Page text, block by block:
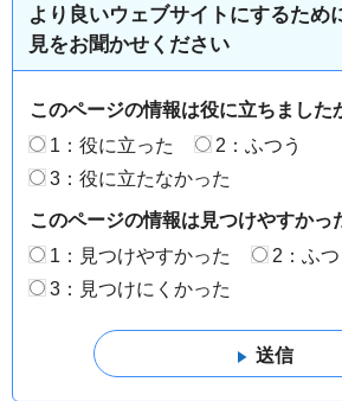
より良いウェブサイトにするため
見をお聞かせください
このページの情報は役に立ちました
1：役に立った
2：ふつう
3：役に立たなかった
このページの情報は見つけやすかっ
1：見つけやすかった
2：ふつ
3：見つけにくかった